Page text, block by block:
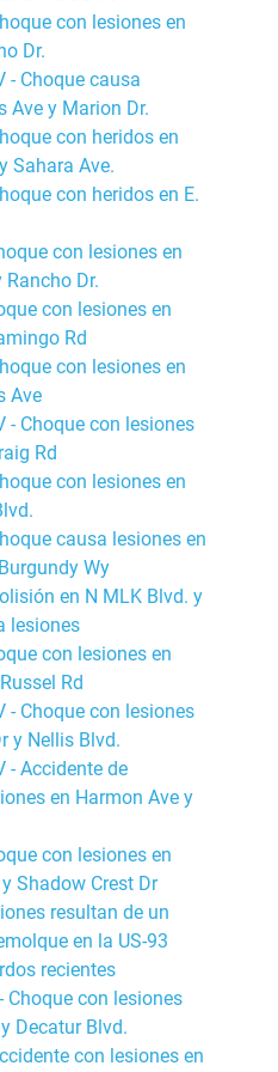
con lesiones en
Dr.
- Choque causa
Ave y Marion Dr.
con heridos en
Sahara Ave.
con heridos en E.
con lesiones en
Dr.
con lesiones en
Rd
con lesiones en
Ave
- Choque con lesiones
Rd
con lesiones en
causa lesiones en
Wy
en N MLK Blvd. y
lesiones
con lesiones en
Rd
- Choque con lesiones
y Nellis Blvd.
- Accidente de
en Harmon Ave y
con lesiones en
Shadow Crest Dr
resultan de un
en la US-93
recientes
Choque con lesiones
Decatur Blvd.
con lesiones en